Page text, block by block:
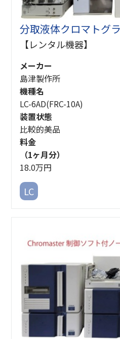
LC
分取液体クロマトグ
【レンタル機器】
メーカー
島津製作所
機種名
LC-6AD(FRC-10A)
装置状態
比較的美品
料金
（1ヶ月分）
18.0万円